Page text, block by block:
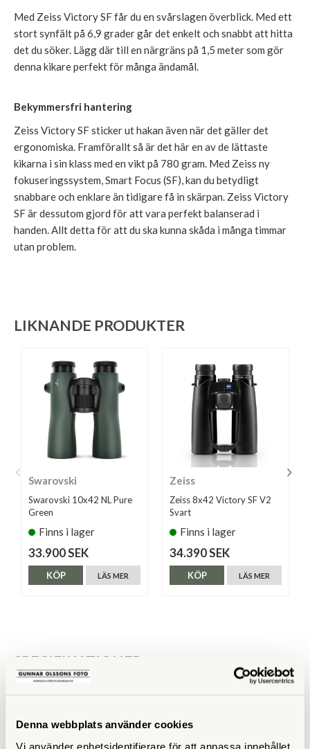
Denna webbplats använder cookies
Vi använder enhetsidentifierare för att anpassa innehållet
Med Zeiss Victory SF får du en svårslagen överblick. Med ett
stort synfält på 6,9 grader går det enkelt och snabbt att hitta
det du söker. Lägg där till en närgräns på 1,5 meter som gör
denna kikare perfekt för många ändamål.
Bekymmersfri hantering
Zeiss Victory SF sticker ut hakan även när det gäller det
ergonomiska. Framförallt så är det här en av de lättaste
kikarna i sin klass med en vikt på 780 gram. Med Zeiss ny
fokuseringssystem, Smart Focus (SF), kan du betydligt
snabbare och enklare än tidigare få in skärpan. Zeiss Victory
SF är dessutom gjord för att vara perfekt balanserad i
handen. Allt detta för att du ska kunna skåda i många timmar
utan problem.
LIKNANDE PRODUKTER
Swarovski
Swarovski 10x42 NL Pure
Green
Finns i lager
33.900 SEK
LÄS MER
KÖP
Zeiss
Zeiss 8x42 Victory SF V2
Svart
Finns i lager
34.390 SEK
LÄS MER
KÖP
SPECIFIKATIONER
Frontlinsdiameter (mm) 42